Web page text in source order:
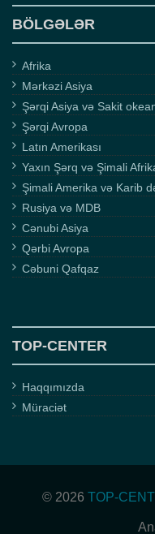
BÖLGƏLƏR
Afrika
Mərkəzi Asiya
Şərqi Asiya və Sakit
Şərqi Avropa
Latın Amerikası
Yaxın Şərq və Şimali
Şimali Amerika və Karib
Rusiya və MDB
Cənubi Asiya
Qərbi Avropa
Cəbuni Qafqaz
TOP-CENTER
Haqqımızda
Müraciət
© 2026 TOP-